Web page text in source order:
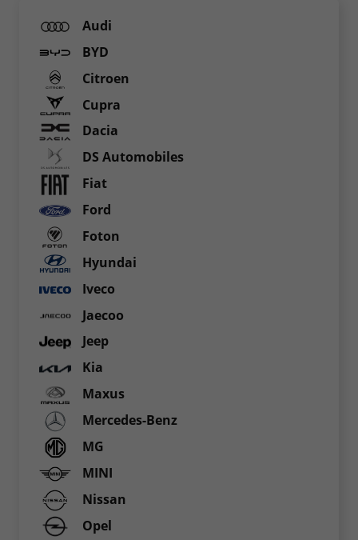
Audi
BYD
Citroen
Cupra
Dacia
DS Automobiles
Fiat
Ford
Foton
Hyundai
Iveco
Jaecoo
Jeep
Kia
Maxus
Mercedes-Benz
MG
MINI
Nissan
Opel